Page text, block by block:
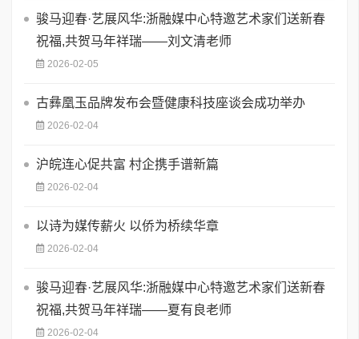
骏马迎春·艺展风华:浙融媒中心特邀艺术家们送新春
祝福,共贺马年祥瑞——刘文清老师
2026-02-05
古彝凰玉品牌发布会暨健康科技座谈会成功举办
2026-02-04
沪皖连心促共富 村企携手谱新篇
2026-02-04
以诗为媒传薪火 以侨为桥续华章
2026-02-04
骏马迎春·艺展风华:浙融媒中心特邀艺术家们送新春
祝福,共贺马年祥瑞——夏有良老师
2026-02-04